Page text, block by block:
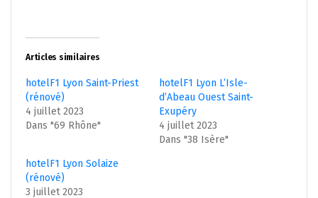
Articles similaires
hotelF1 Lyon Saint-Priest
(rénové)
4 juillet 2023
Dans "69 Rhône"
hotelF1 Lyon L’Isle-
d’Abeau Ouest Saint-
Exupéry
4 juillet 2023
Dans "38 Isère"
hotelF1 Lyon Solaize
(rénové)
3 juillet 2023